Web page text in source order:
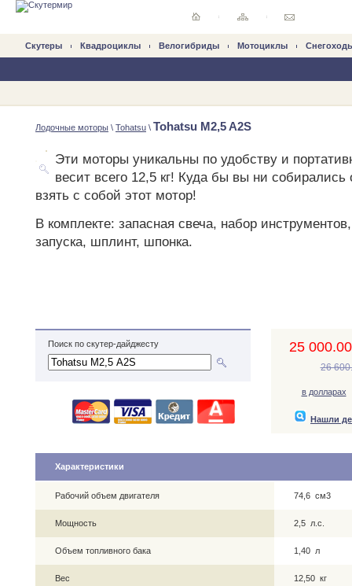
Скутеры Квадроциклы Велогибриды Mотоциклы
Лодочные моторы \ Tohatsu \ Tohatsu M2,5 A2S
Эти моторы уникальны по удобству и
весит всего 12,5 кг! Куда бы вы ни собирались
взять с собой этот мотор!
В комплекте: запасная свеча, набор
запуска, шплинт, шпонка.
Поиск по скутер-дайджесту 25
26
в долларах
Нашли
Характеристики
Рабочий объем двигателя 74,6 см3
Мощность 2,5 л.с.
Объем топливного бака 1,40 л
Вес 12,50 кг